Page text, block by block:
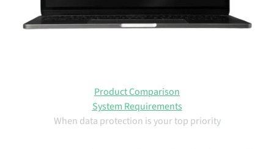
Product Comparison
System Requirements
When data protection is your top priority